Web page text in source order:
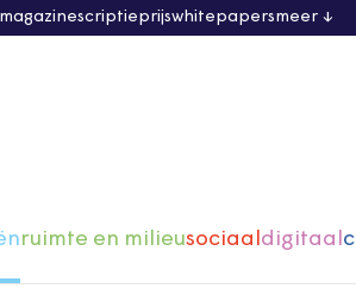
scriptieprijswhitepapersmeer
ruimte en milieusociaaldigitaal